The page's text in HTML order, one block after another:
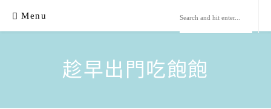
content
Menu
趁早出門吃飽飽